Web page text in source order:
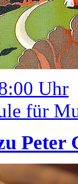
Uhr
für
Peter